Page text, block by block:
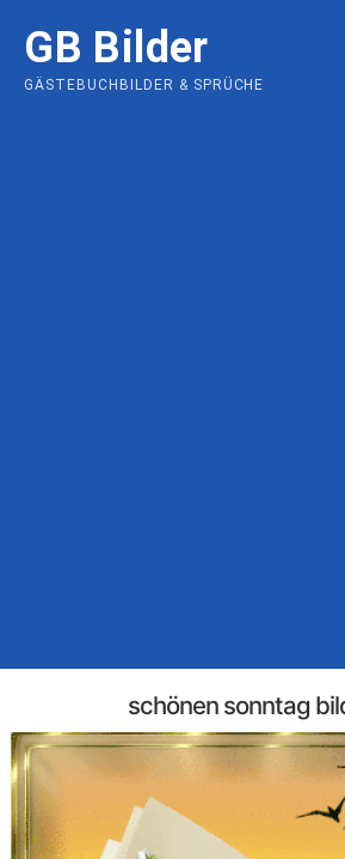
content
GB Bilder
GÄSTEBUCHBILDER & SPRÜCHE
schönen sonntag